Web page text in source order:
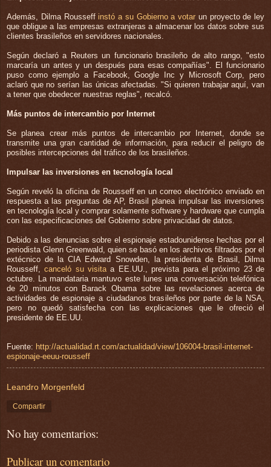
Además, Dilma Rousseff instó a su Gobierno a votar un proyecto de ley
que obligue a las empresas extranjeras a almacenar los datos sobre sus
clientes brasileños en servidores nacionales.
Según declaró a Reuters un funcionario brasileño de alto rango, "esto
marcaría un antes y un después para esas compañías". El funcionario
puso como ejemplo a Facebook, Google Inc y Microsoft Corp, pero
aclaró que no serían las únicas afectadas. "Si quieren trabajar aquí, van
a tener que obedecer nuestras reglas", recalcó.
Más puntos de intercambio por Internet
Se planea crear más puntos de intercambio por Internet, donde se
transmite una gran cantidad de información, para reducir el peligro de
posibles intercepciones del tráfico de los brasileños.
Impulsar las inversiones en tecnología local
Según reveló la oficina de Rousseff en un correo electrónico enviado en
respuesta a las preguntas de AP, Brasil planea impulsar las inversiones
en tecnología local y comprar solamente software y hardware que cumpla
con las especificaciones del Gobierno sobre privacidad de datos.
Debido a las denuncias sobre el espionaje estadounidense hechas por el
periodista Glenn Greenwald, quien se basó en los archivos filtrados por el
extécnico de la CIA Edward Snowden, la presidenta de Brasil, Dilma
Rousseff,canceló su visita a EE.UU., prevista para el próximo 23 de
octubre. La mandataria mantuvo este lunes una conversación telefónica
de 20 minutos con Barack Obama sobre las revelaciones acerca de
actividades de espionaje a ciudadanos brasileños por parte de la NSA,
pero no quedó satisfecha con las explicaciones que le ofreció el
presidente de EE.UU.
Fuente: http://actualidad.rt.com/actualidad/view/106004-brasil-internet-
espionaje-eeuu-rousseff
Leandro Morgenfeld
Compartir
No hay comentarios:
Publicar un comentario